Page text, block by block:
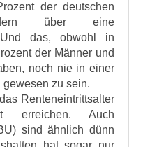
der deutschen
über eine
das, obwohl in
der Männer und
noch nie in einer
gewesen zu sein.
Renteneintrittsalter
Auch
sind ähnlich dünn